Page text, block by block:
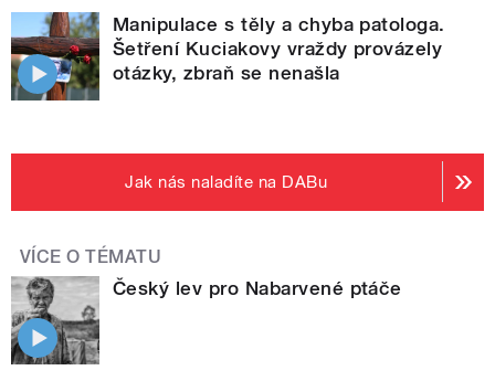
Manipulace s těly a chyba patologa.
Šetření Kuciakovy vraždy provázely
otázky, zbraň se nenašla
Jak nás naladíte na DABu
VÍCE O TÉMATU
Český lev pro Nabarvené ptáče